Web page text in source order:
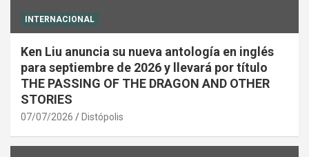
INTERNACIONAL
Ken Liu anuncia su nueva antología en inglés
para septiembre de 2026 y llevará por título
THE PASSING OF THE DRAGON AND OTHER
STORIES
07/07/2026 Distópolis